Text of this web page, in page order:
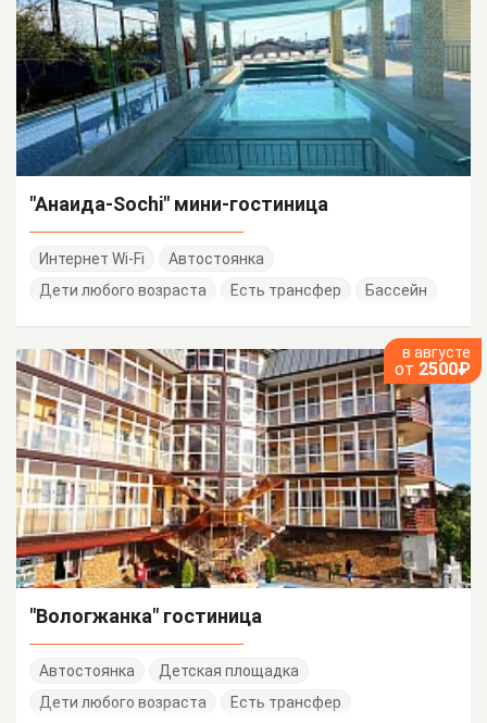
"Анаида-Sochi" мини-гостиница
Интернет Wi-Fi
Автостоянка
Дети любого возраста
Есть трансфер Бассейн
в августе
от 2500₽
"Вологжанка" гостиница
Автостоянка
Детская площадка
Дети любого возраста
Есть трансфер